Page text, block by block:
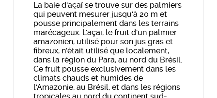
La baie d'açaï se trouve sur des palmiers
qui peuvent mesurer jusqu'à 20 m et
pousse principalement dans les terrains
marécageux. L'açaï, le fruit d'un palmier
amazonien, utilisé pour son jus gras et
fibreux, n'était utilisé que localement,
dans la région du Para, au nord du Brésil.
Ce fruit pousse exclusivement dans les
climats chauds et humides de
l'Amazonie, au Brésil, et dans les régions